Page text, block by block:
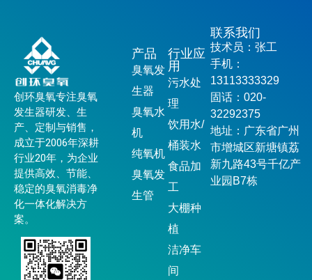
创环臭氧专注臭氧
发生器研发、生
产、定制与销售，
成立于2006年深耕
行业20年，为企业
提供高效、节能、
稳定的臭氧消毒净
化一体化解决方
案。
产品
臭氧发
生器
臭氧水
机
纯氧机
臭氧发
生管
行业应
用
污水处
理
饮用水/
桶装水
食品加
工
大棚种
植
洁净车
间
联系我们
技术员：张工
手机：
13113333329
固话：020-
32292375
地址：广东省广州
市增城区新塘镇荔
新九路43号千亿产
业园B7栋